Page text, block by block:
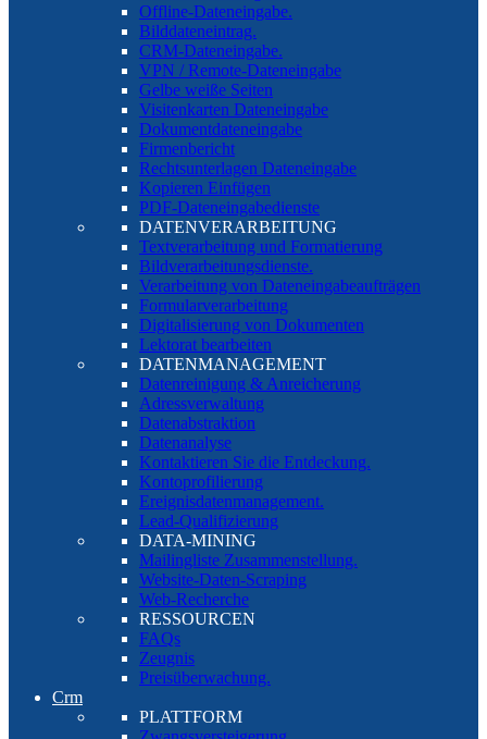
Offline-Dateneingabe.
Bilddateneintrag.
CRM-Dateneingabe.
VPN / Remote-Dateneingabe
Gelbe weiße Seiten
Visitenkarten Dateneingabe
Dokumentdateneingabe
Firmenbericht
Rechtsunterlagen Dateneingabe
Kopieren Einfügen
PDF-Dateneingabedienste
DATENVERARBEITUNG
Textverarbeitung und Formatierung
Bildverarbeitungsdienste.
Verarbeitung von Dateneingabeaufträgen
Formularverarbeitung
Digitalisierung von Dokumenten
Lektorat bearbeiten
DATENMANAGEMENT
Datenreinigung & Anreicherung
Adressverwaltung
Datenabstraktion
Datenanalyse
Kontaktieren Sie die Entdeckung.
Kontoprofilierung
Ereignisdatenmanagement.
Lead-Qualifizierung
DATA-MINING
Mailingliste Zusammenstellung.
Website-Daten-Scraping
Web-Recherche
RESSOURCEN
FAQs
Zeugnis
Preisüberwachung.
Crm
PLATTFORM